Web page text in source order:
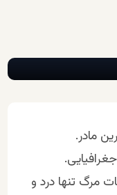
مادر.
مرگ تنها درد و